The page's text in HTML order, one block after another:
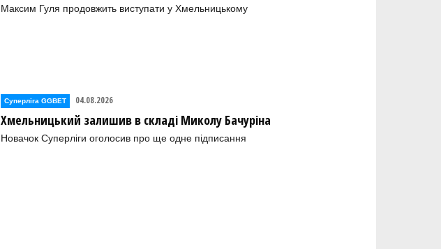
Максим Гуля продовжить виступати у Хмельницькому
Суперліга GGBET 04.08.2026
Хмельницький залишив в складі Миколу Бачуріна
Новачок Суперліги оголосив про ще одне підписання